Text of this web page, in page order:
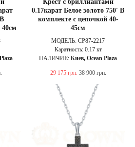
40см
Крест с бриллиантами
0.17карат Белое золото 750' В
комплекте с цепочкой 40-
45см
МОДЕЛЬ: CP87-2217
Каратность: 0.17 кт
НАЛИЧИЕ: Киев, Ocean Plaza
29 175 грн. 38 900 грн.